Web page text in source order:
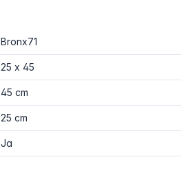
Bronx71
25 x 45
45 cm
25 cm
Ja